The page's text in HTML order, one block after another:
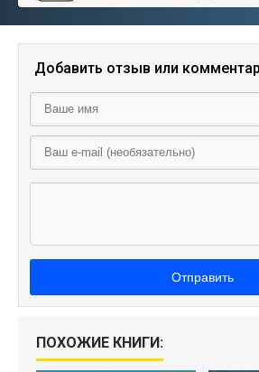
Добавить отзыв или
Отправить
ПОХОЖИЕ КНИГИ: